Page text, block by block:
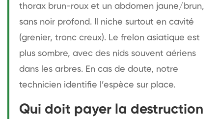
thorax brun-roux et un abdomen jaune/brun,
sans noir profond. Il niche surtout en cavité
(grenier, tronc creux). Le frelon asiatique est
plus sombre, avec des nids souvent aériens
dans les arbres. En cas de doute, notre
technicien identifie l’espèce sur place.
Qui doit payer la destruction